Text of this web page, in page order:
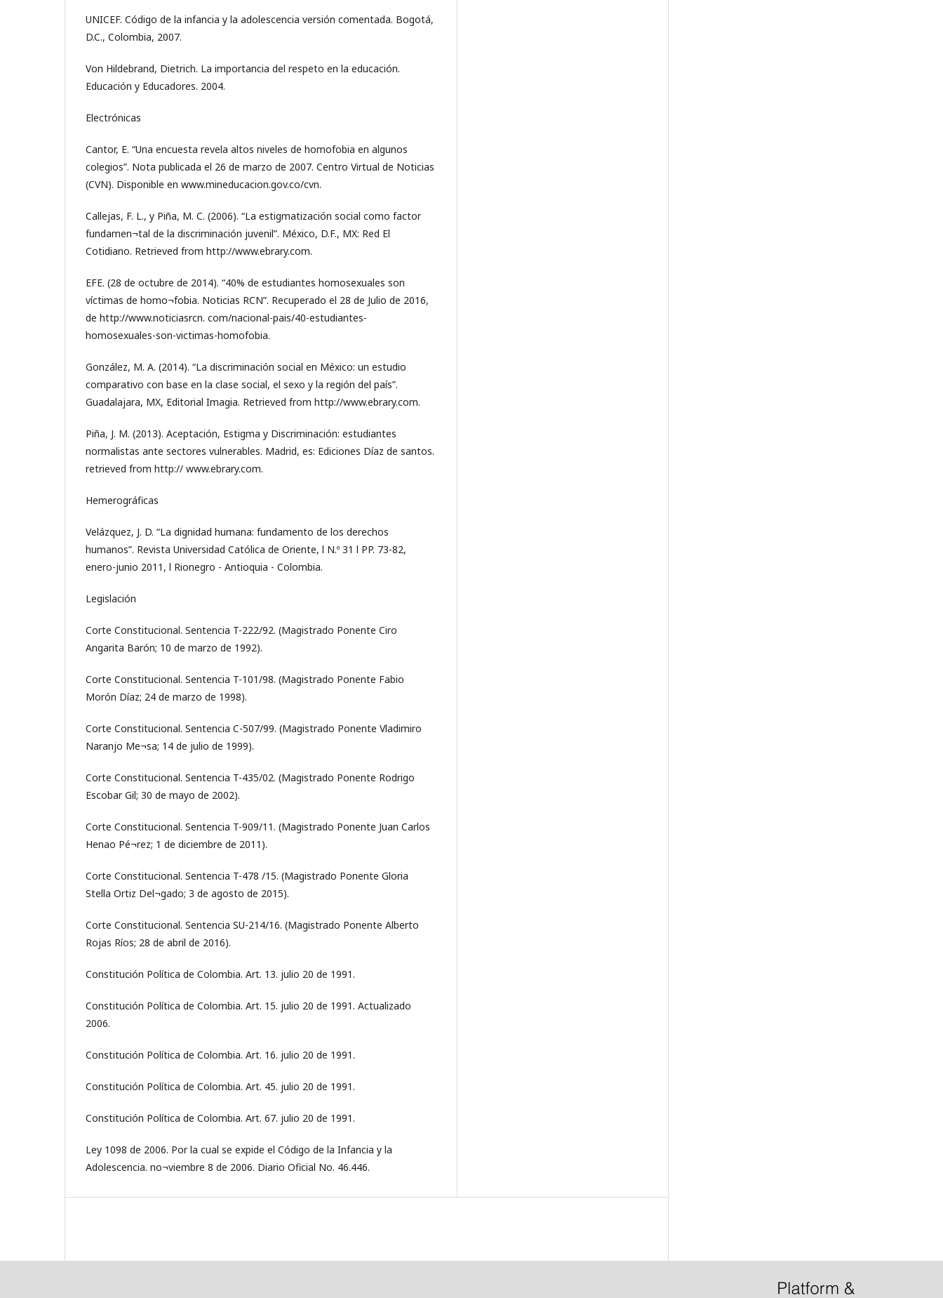
UNICEF. Código de la infancia y la adolescencia versión comentada. Bogotá,
D.C., Colombia, 2007.
Von Hildebrand, Dietrich. La importancia del respeto en la educación.
Educación y Educadores. 2004.
Electrónicas
Cantor, E. “Una encuesta revela altos niveles de homofobia en algunos
colegios”. Nota publicada el 26 de marzo de 2007. Centro Virtual de Noticias
(CVN). Disponible en www.mineducacion.gov.co/cvn.
Callejas, F. L., y Piña, M. C. (2006). “La estigmatización social como factor
fundamen¬tal de la discriminación juvenil”. México, D.F., MX: Red El
Cotidiano. Retrieved from http://www.ebrary.com.
EFE. (28 de octubre de 2014). “40% de estudiantes homosexuales son
víctimas de homo¬fobia. Noticias RCN”. Recuperado el 28 de Julio de 2016,
de http://www.noticiasrcn. com/nacional-pais/40-estudiantes-
homosexuales-son-victimas-homofobia.
González, M. A. (2014). “La discriminación social en México: un estudio
comparativo con base en la clase social, el sexo y la región del país”.
Guadalajara, MX, Editorial Imagia. Retrieved from http://www.ebrary.com.
Piña, J. M. (2013). Aceptación, Estigma y Discriminación: estudiantes
normalistas ante sectores vulnerables. Madrid, es: Ediciones Díaz de santos.
retrieved from http:// www.ebrary.com.
Hemerográficas
Velázquez, J. D. “La dignidad humana: fundamento de los derechos
humanos”. Revista Universidad Católica de Oriente, l N.º 31 l PP. 73-82,
enero-junio 2011, l Rionegro - Antioquia - Colombia.
Legislación
Corte Constitucional. Sentencia T-222/92. (Magistrado Ponente Ciro
Angarita Barón; 10 de marzo de 1992).
Corte Constitucional. Sentencia T-101/98. (Magistrado Ponente Fabio
Morón Díaz; 24 de marzo de 1998).
Corte Constitucional. Sentencia C-507/99. (Magistrado Ponente Vladimiro
Naranjo Me¬sa; 14 de julio de 1999).
Corte Constitucional. Sentencia T-435/02. (Magistrado Ponente Rodrigo
Escobar Gil; 30 de mayo de 2002).
Corte Constitucional. Sentencia T-909/11. (Magistrado Ponente Juan Carlos
Henao Pé¬rez; 1 de diciembre de 2011).
Corte Constitucional. Sentencia T-478 /15. (Magistrado Ponente Gloria
Stella Ortiz Del¬gado; 3 de agosto de 2015).
Corte Constitucional. Sentencia SU-214/16. (Magistrado Ponente Alberto
Rojas Ríos; 28 de abril de 2016).
Constitución Política de Colombia. Art. 13. julio 20 de 1991.
Constitución Política de Colombia. Art. 15. julio 20 de 1991. Actualizado
2006.
Constitución Política de Colombia. Art. 16. julio 20 de 1991.
Constitución Política de Colombia. Art. 45. julio 20 de 1991.
Constitución Política de Colombia. Art. 67. julio 20 de 1991.
Ley 1098 de 2006. Por la cual se expide el Código de la Infancia y la
Adolescencia. no¬viembre 8 de 2006. Diario Oficial No. 46.446.